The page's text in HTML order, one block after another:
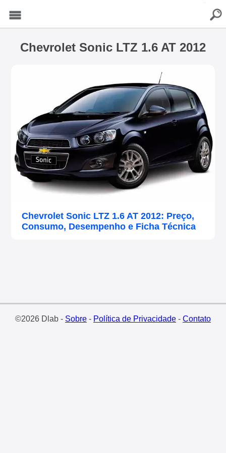
Chevrolet Sonic LTZ 1.6 AT 2012
Chevrolet Sonic LTZ 1.6 AT 2012: Preço,
Consumo, Desempenho e Ficha Técnica
©2026 Dlab - Sobre- Política de Privacidade- Contato